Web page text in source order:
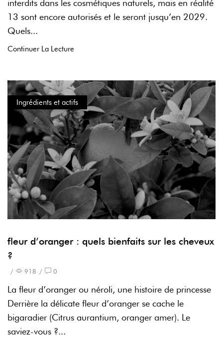
interdits dans les cosmétiques naturels, mais en réalité
13 sont encore autorisés et le seront jusqu’en 2029.
Quels...
Continuer La Lecture
Ingrédients et actifs
fleur d’oranger : quels bienfaits sur les cheveux
?
/ 918 / 0
La fleur d’oranger ou néroli, une histoire de princesse
Derrière la délicate fleur d’oranger se cache le
bigaradier (Citrus aurantium, oranger amer). Le
saviez-vous ?...